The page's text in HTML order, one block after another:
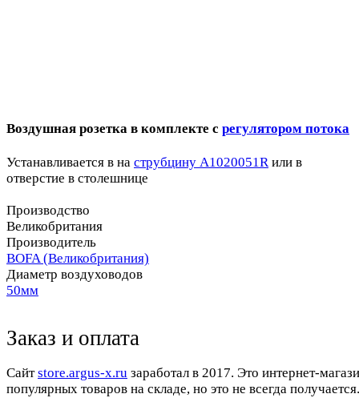
Воздушная розетка в комплекте с регулятором потока
Устанавливается в на струбцину A1020051Rили в
отверстие в столешнице
Производство
Великобритания
Производитель
BOFA (Великобритания)
Диаметр воздуховодов
50мм
Заказ и оплата
Cайтstore.argus-x.ru заработал в 2017. Это интернет-
популярных товаров на складе, но это не всегда